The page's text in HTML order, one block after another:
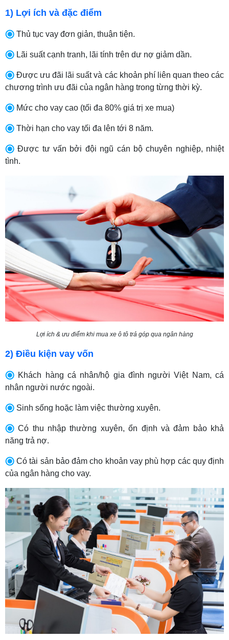
1) Lợi ích và đặc điểm
Thủ tục vay đơn giản, thuận tiện.
Lãi suất cạnh tranh, lãi tính trên dư nợ giảm dần.
Được ưu đãi lãi suất và các khoản phí liên quan theo các
chương trình ưu đãi của ngân hàng trong từng thời kỳ.
Mức cho vay cao (tối đa 80% giá trị xe mua)
Thời hạn cho vay tối đa lên tới 8 năm.
Được tư vấn bởi đội ngũ cán bộ chuyên nghiệp, nhiệt
tình.
Lợi ích & ưu điểm khi mua xe ô tô trả góp qua ngân hàng
2) Điều kiện vay vốn
Khách hàng cá nhân/hộ gia đình người Việt Nam, cá
nhân người nước ngoài.
Sinh sống hoặc làm việc thường xuyên.
Có thu nhập thường xuyên, ổn định và đảm bảo khả
năng trả nợ.
Có tài sản bảo đảm cho khoản vay phù hợp các quy định
của ngân hàng cho vay.